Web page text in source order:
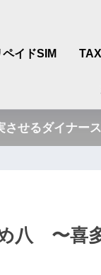
イドSIM
させるダイナー
八 〜喜